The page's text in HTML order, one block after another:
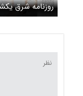
1405 شماره 5418